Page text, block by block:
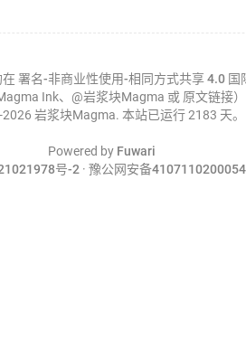
署名-非商业性使用-相同方式共享 4.0 国
Ink、@岩浆块Magma 或 原文链接
岩浆块Magma. 本站已运行 2183 天。
Powered by Fuwari
号-2 · 豫公网安备